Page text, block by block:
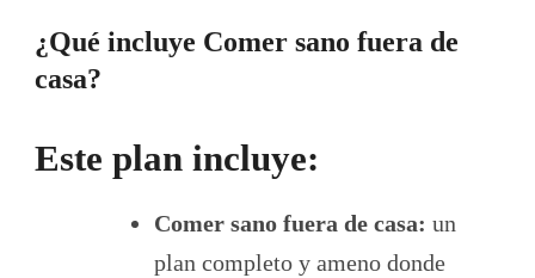
¿Qué incluye Comer sano fuera de
casa?
Este plan incluye:
Comer sano fuera de casa: un
plan completo y ameno donde